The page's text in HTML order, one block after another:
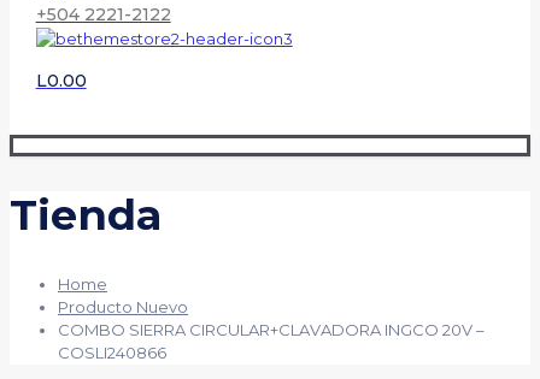
+504 2221-2122
L0.00
Tienda
Home
Producto Nuevo
COMBO SIERRA CIRCULAR+CLAVADORA INGCO 20V –
COSLI240866